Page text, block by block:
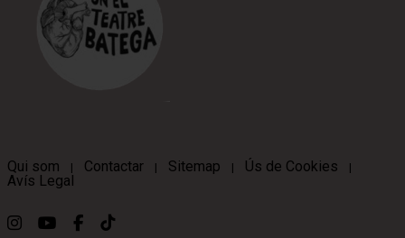
Qui som | Contactar | Sitemap | Ús de Cookies |
Avís Legal
Link a instagram
Link a youtube
Link a facebook
Link a ticktok